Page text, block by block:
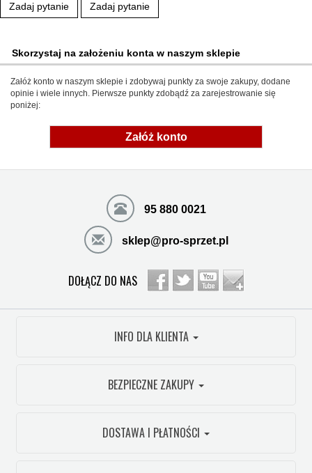
Zadaj pytanie Zadaj pytanie
Skorzystaj na założeniu konta w naszym sklepie
Załóż konto w naszym sklepie i zdobywaj punkty za swoje zakupy, dodane
opinie i wiele innych. Pierwsze punkty zdobądź za zarejestrowanie się
poniżej:
Załóż konto
95 880 0021
sklep@pro-sprzet.pl
DOŁĄCZ DO NAS
INFO DLA KLIENTA
BEZPIECZNE ZAKUPY
DOSTAWA I PŁATNOŚCI